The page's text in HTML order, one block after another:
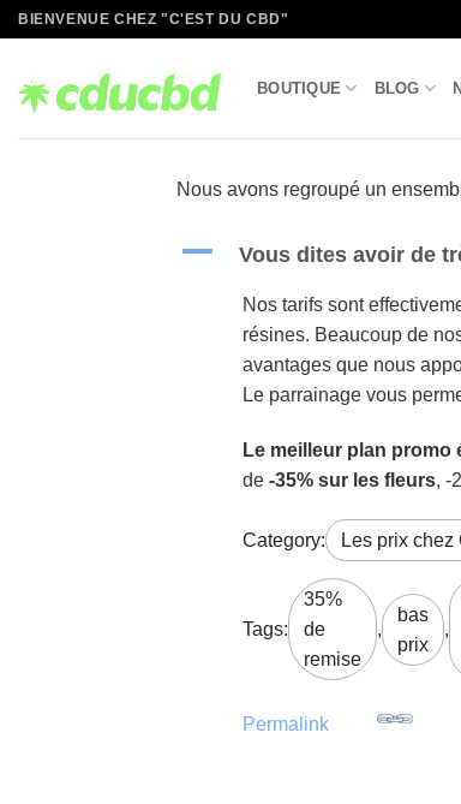
Passer
au
contenu
BIENVENUE CHEZ "C'EST DU CBD"
BOUTIQUE BLOG
Nous avons regroupé un
A Vous dites avoir de
Nos tarifs sont
résines. Beaucoup de
avantages que nous
Le parrainage vous
Le meilleur plan promo
de -35% sur les fleurs, -
Category: Les prix
Tags:
35%
de
remise
,
bas
prix
,
Permalink